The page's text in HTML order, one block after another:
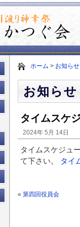
ホーム > お知らせ
お知らせ
タイムスケ
2024年 5月 14日
タイムスケジュ
て下さい。
タイ
« 第四回役員会